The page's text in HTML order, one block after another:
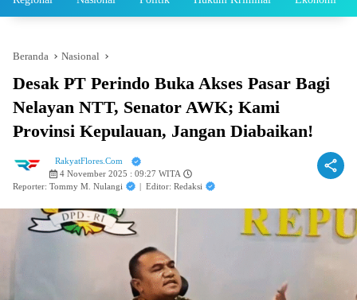
Beranda Nasional
Desak PT Perindo Buka Akses Pasar Bagi
Nelayan NTT, Senator AWK; Kami
Provinsi Kepulauan, Jangan Diabaikan!
RakyatFlores.Com
4 November 2025 : 09:27 WITA
Reporter: Tommy M. Nulangi
| Editor: Redaksi